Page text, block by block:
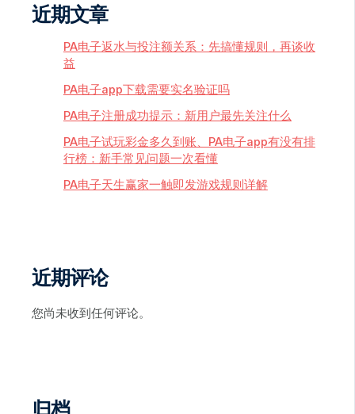
近期文章
PA电子返水与投注额关系：先搞懂规则，再谈收
益
PA电子app下载需要实名验证吗
PA电子注册成功提示：新用户最先关注什么
PA电子试玩彩金多久到账、PA电子app有没有排
行榜：新手常见问题一次看懂
PA电子天生赢家一触即发游戏规则详解
近期评论
您尚未收到任何评论。
归档